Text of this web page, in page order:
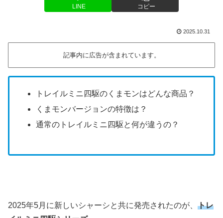
LINE コピー
2025.10.31
記事内に広告が含まれています。
トレイルミニ四駆のくまモンはどんな商品？
くまモンバージョンの特徴は？
通常のトレイルミニ四駆と何が違うの？
2025年5月に新しいシャーシと共に発売されたのが、 トレ